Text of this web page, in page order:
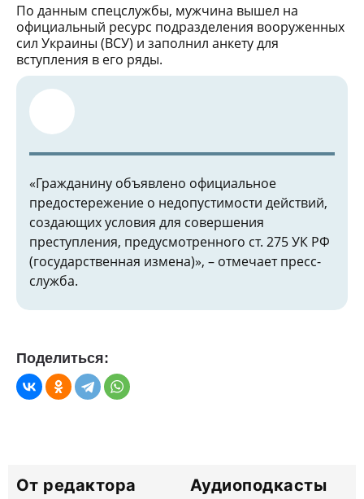
По данным спецслужбы, мужчина вышел на
официальный ресурс подразделения вооруженных
сил Украины (ВСУ) и заполнил анкету для
вступления в его ряды.
«Гражданину объявлено официальное
предостережение о недопустимости действий,
создающих условия для совершения
преступления, предусмотренного ст. 275 УК РФ
(государственная измена)», – отмечает пресс-
служба.
Поделиться:
От редактора Аудиоподкасты